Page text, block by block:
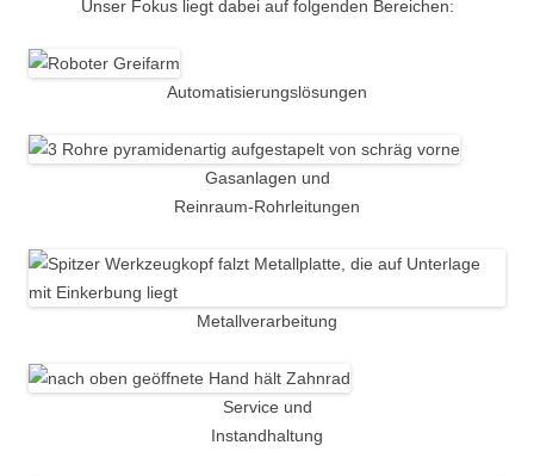
Unser Fokus liegt dabei auf folgenden Bereichen:
Automatisierungslösungen
Gasanlagen und
Reinraum-Rohrleitungen
Metallverarbeitung
Service und
Instandhaltung